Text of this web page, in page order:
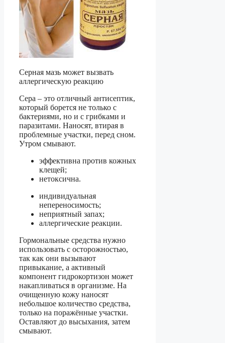
Серная мазь может вызвать
аллергическую реакцию
Сера – это отличный антисептик,
который борется не только с
бактериями, но и с грибками и
паразитами. Наносят, втирая в
проблемные участки, перед сном.
Утром смывают.
эффективна против кожных
клещей;
нетоксична.
индивидуальная
непереносимость;
неприятный запах;
аллергические реакции.
Гормональные средства нужно
использовать с осторожностью,
так как они вызывают
привыкание, а активный
компонент гидрокортизон может
накапливаться в организме. На
очищенную кожу наносят
небольшое количество средства,
только на поражённые участки.
Оставляют до высыхания, затем
смывают.